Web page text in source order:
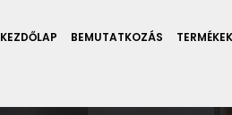
KEZDŐLAP BEMUTATKOZÁS TERMÉKEK